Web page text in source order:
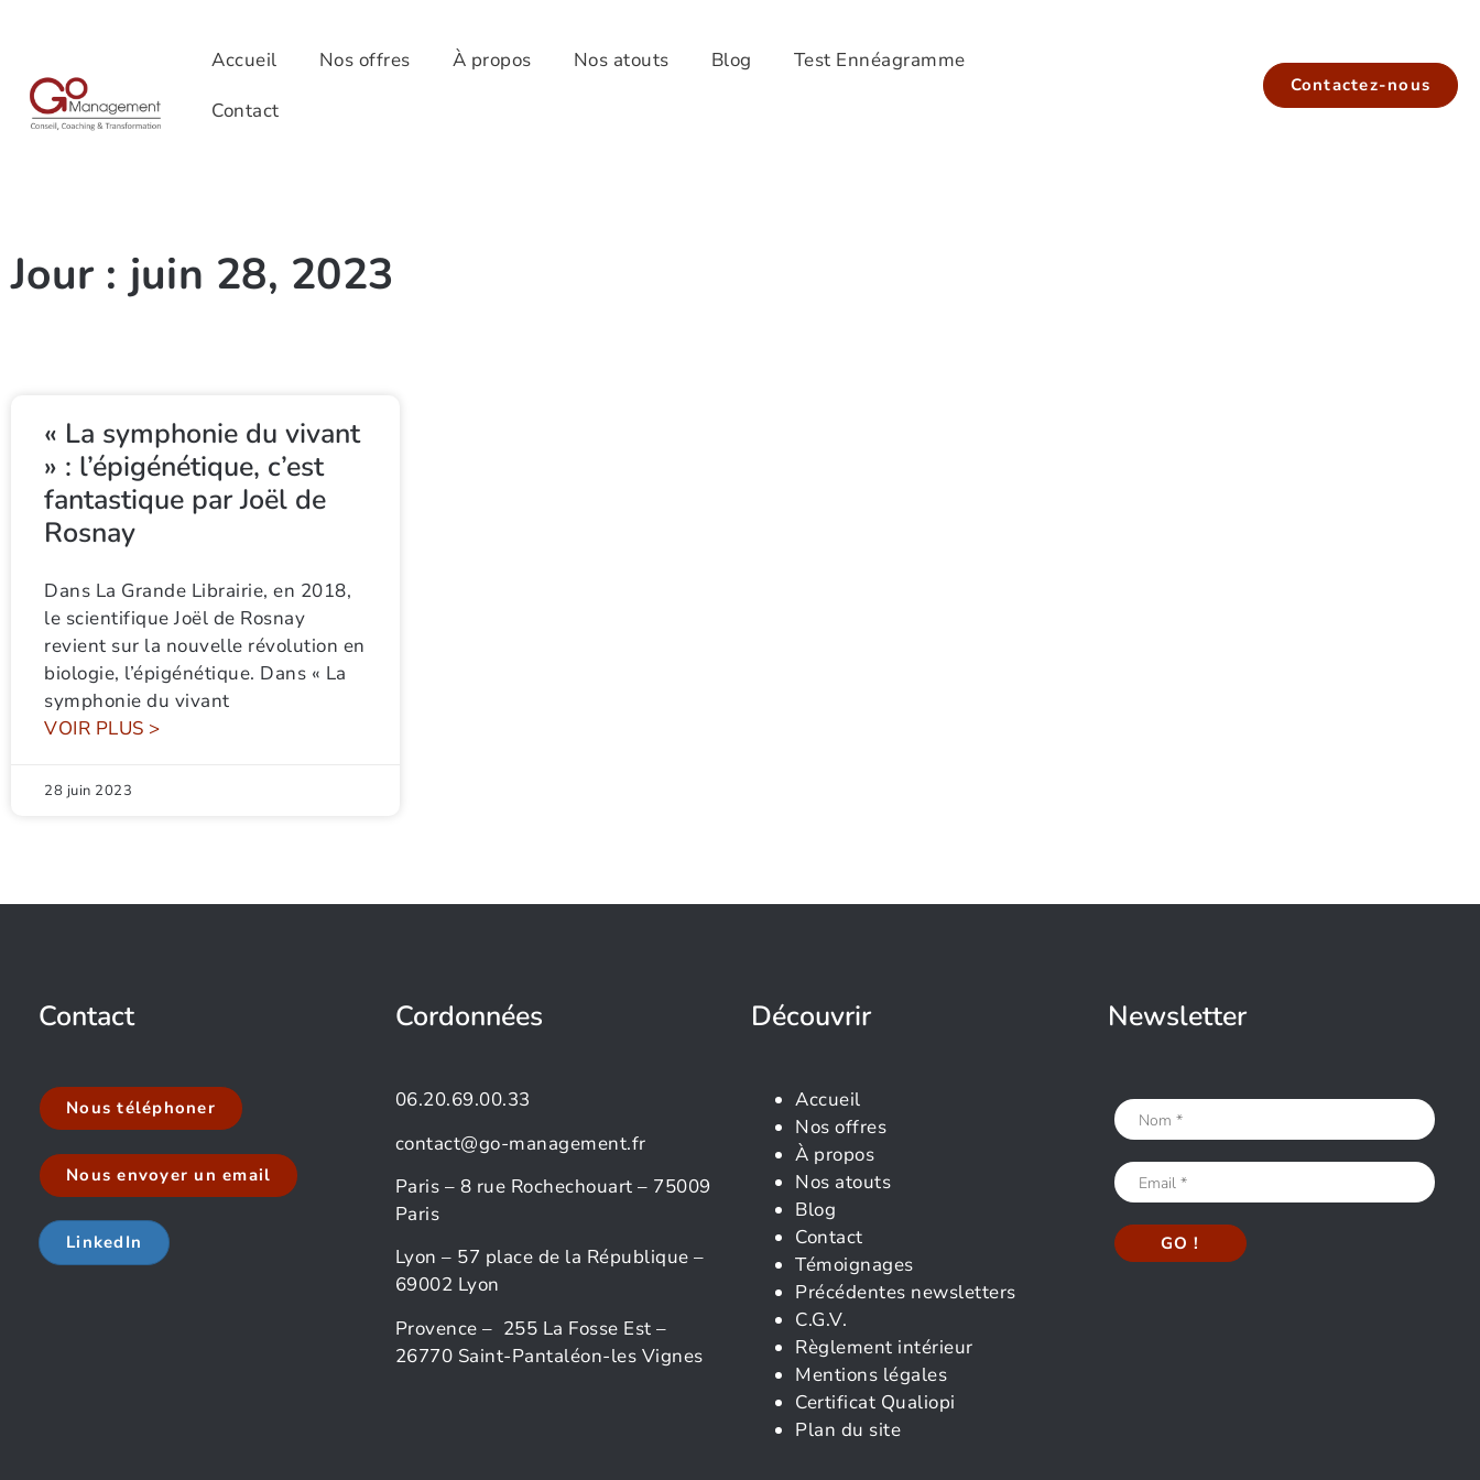
Accueil Nos offres À propos Nos atouts Blog
Test Ennéagramme
Contact
Contactez-nous
Jour : juin 28, 2023
« La symphonie du vivant
» : l’épigénétique, c’est
fantastique par Joël de
Rosnay
Dans La Grande Librairie, en 2018,
le scientifique Joël de Rosnay
revient sur la nouvelle révolution en
biologie, l’épigénétique. Dans « La
symphonie du vivant
VOIR PLUS >
28 juin 2023
Contact
Nous téléphoner
Nous envoyer un email
LinkedIn
Cordonnées
06.20.69.00.33
contact@go-management.fr
Paris – 8 rue Rochechouart – 75009
Paris
Lyon – 57 place de la République –
69002 Lyon
Provence – 255 La Fosse Est –
26770 Saint-Pantaléon-les Vignes
Découvrir
Accueil
Nos offres
À propos
Nos atouts
Blog
Contact
Témoignages
Précédentes newsletters
C.G.V.
Règlement intérieur
Mentions légales
Certificat Qualiopi
Plan du site
Newsletter